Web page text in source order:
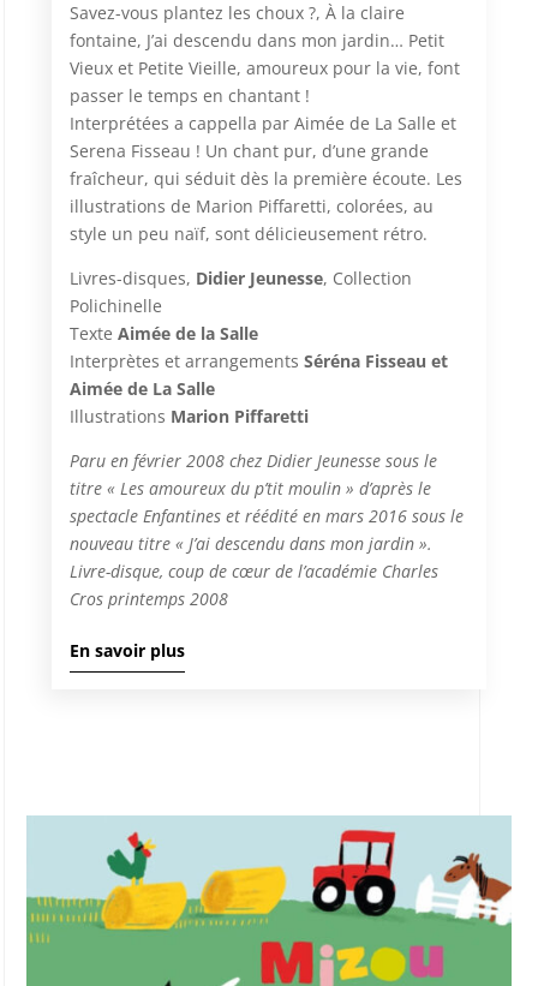
Savez-vous plantez les choux ?, À la claire
fontaine, J’ai descendu dans mon jardin… Petit
Vieux et Petite Vieille, amoureux pour la vie, font
passer le temps en chantant !
Interprétées a cappella par Aimée de La Salle et
Serena Fisseau ! Un chant pur, d’une grande
fraîcheur, qui séduit dès la première écoute. Les
illustrations de Marion Piffaretti, colorées, au
style un peu naïf, sont délicieusement rétro.
Livres-disques, Didier Jeunesse, Collection
Polichinelle
Texte Aimée de la Salle
Interprètes et arrangements Séréna Fisseau et
Aimée de La Salle
Illustrations Marion Piffaretti
Paru en février 2008 chez Didier Jeunesse sous le
titre « Les amoureux du p’tit moulin » d’après le
spectacle Enfantines et réédité en mars 2016 sous le
nouveau titre « J’ai descendu dans mon jardin ».
Livre-disque, coup de cœur de l’académie Charles
Cros printemps 2008
En savoir plus